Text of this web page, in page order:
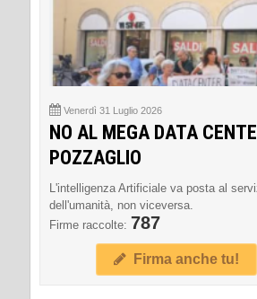
Venerdì 31 Luglio 2026
NO AL MEGA DATA
POZZAGLIO
L'intelligenza Artificiale va posta al
dell'umanità, non viceversa.
Firme raccolte: 787
Firma anche tu!